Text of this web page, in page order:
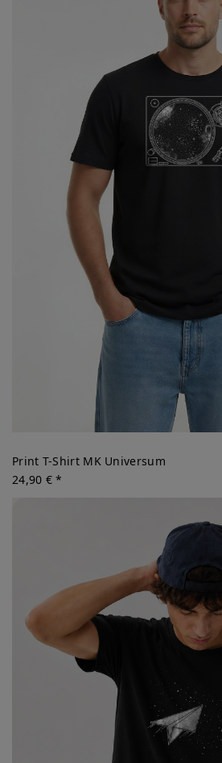
Print T-Shirt MK Universum
24,90 € *